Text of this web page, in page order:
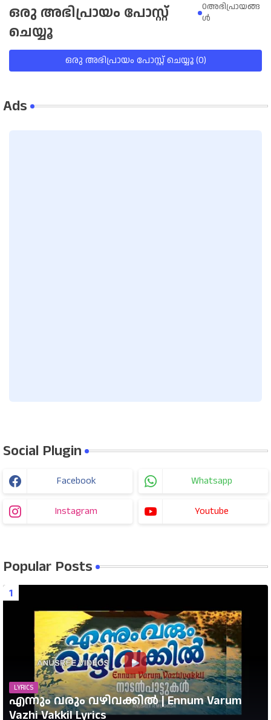
ഒരു അഭിപ്രായം പോസ്റ്റ്
ചെയ്യൂ
0അഭിപ്രായങ്ങ
ള്‍
ഒരു അഭിപ്രായം പോസ്റ്റ് ചെയ്യൂ (0)
Ads
Social Plugin
Facebook Whatsapp
Instagram Youtube
Popular Posts
LYRICS
എന്നും വരും വഴിവക്കിൽ | Ennum Varum
Vazhi Vakkil Lyrics